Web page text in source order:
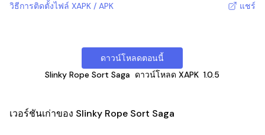
วิธีการติดตั้งไฟล์ XAPK / APK แชร์
ดาวน์โหลดตอนนี้
Slinky Rope Sort Saga ดาวน์โหลด XAPK 1.0.5
เวอร์ชันเก่าของ Slinky Rope Sort Saga